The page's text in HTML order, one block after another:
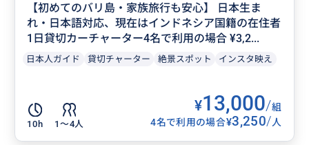
【初めてのバリ島・家族旅行も安心】 日本生ま
れ・日本語対応、現在はインドネシア国籍の在住者
1日貸切カーチャーター4名で利用の場合 ¥3,2...
日本人ガイド 貸切チャーター 絶景スポット インスタ映え
10h 1〜4人
¥13,000/組
4名で利用の場合¥3,250/人